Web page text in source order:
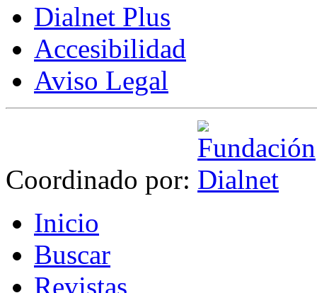
Dialnet Plus
Accesibilidad
Aviso Legal
Coordinado por:
Inicio
Buscar
Revistas